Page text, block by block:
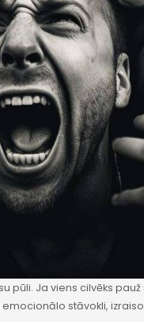
pūli. Ja viens cilvēks
stāvokli,